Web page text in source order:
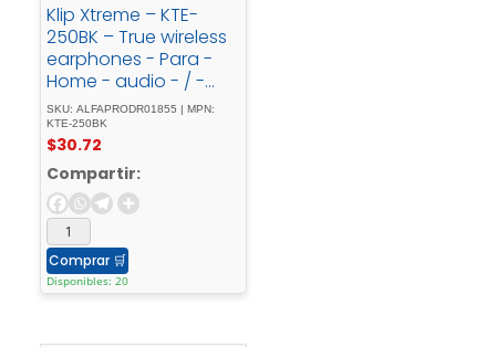
Klip Xtreme – KTE-
250BK – True wireless
earphones - Para -
Home - audio - / -
Para - Portable -
electronics - / - Para -
Tablet - / - Para -
Cellular -
phoneWirelessWls -
Charging21h
SKU: ALFAPRODR01855 | MPN:
KTE-250BK
$30.72
Compartir:
Comprar 🛒
Disponibles: 20